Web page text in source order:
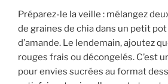
Préparez-le la veille : mélangez
de graines de chia dans un petit
d’amande. Le lendemain, ajoutez
rouges frais ou décongelés. C’est
pour envies sucrées au format